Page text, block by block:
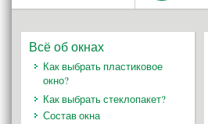
Всё об окнах
Как выбрать пластиковое
окно?
Как выбрать стеклопакет?
Состав окна